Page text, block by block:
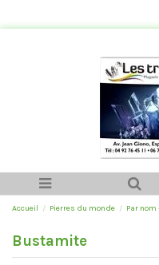
Accueil Pierres du monde Par
Bustamite